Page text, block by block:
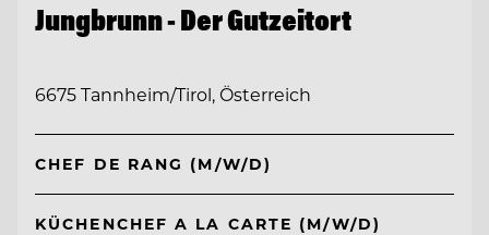
Jungbrunn - Der Gutzeitort
6675 Tannheim/Tirol, Österreich
CHEF DE RANG (M/W/D)
KÜCHENCHEF A LA CARTE (M/W/D)